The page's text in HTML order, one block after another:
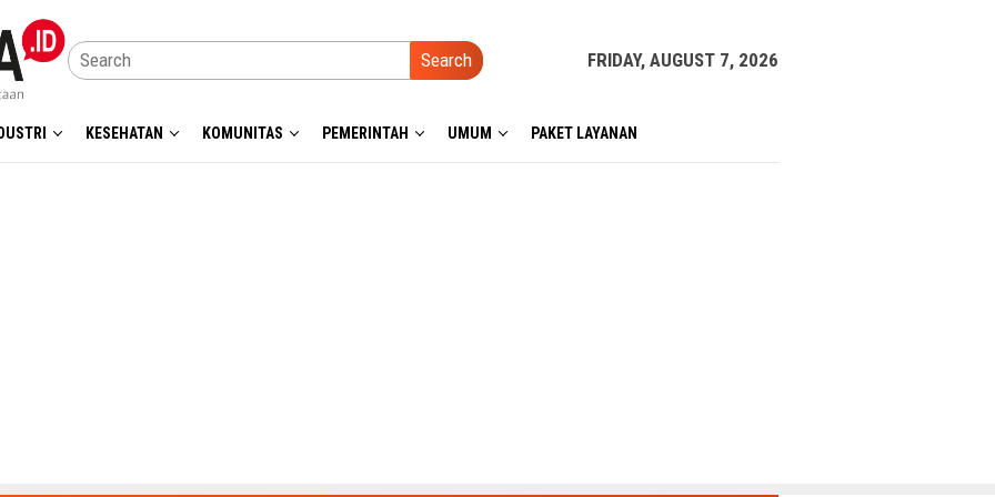
Search FRIDAY, AUGUST 7, 2026
KESEHATAN KOMUNITAS PEMERINTAH UMUM PAKET LAYANAN